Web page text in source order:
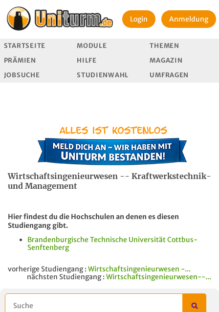
Login Anmeldung
STARTSEITE MODULE
THEMEN
PRÄMIEN
HILFE
MAGAZIN
JOBSUCHE
STUDIENWAHL UMFRAGEN
Wirtschaftsingenieurwesen -- Kraftwerkstechnik-
und Management
Hier findest du die Hochschulen an denen es diesen
Studiengang gibt.
Brandenburgische Technische Universität Cottbus-
Senftenberg
vorherige Studiengang : Wirtschaftsingenieurwesen -...
nächsten Studiengang : Wirtschaftsingenieurwesen--...